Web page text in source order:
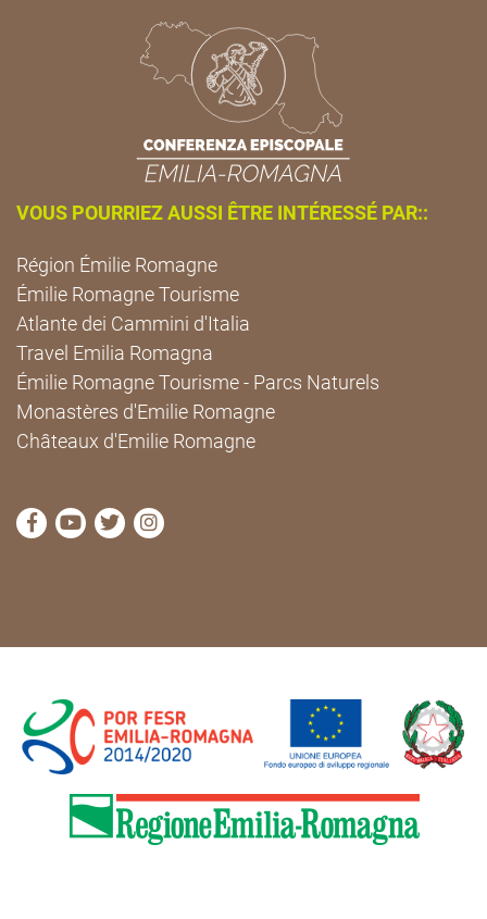
VOUS POURRIEZ AUSSI ÊTRE INTÉRESSÉ PAR::
Région Émilie Romagne
Émilie Romagne Tourisme
Atlante dei Cammini d'Italia
Travel Emilia Romagna
Émilie Romagne Tourisme - Parcs Naturels
Monastères d'Emilie Romagne
Châteaux d'Emilie Romagne
Visitez la page Facebook de Cammini Emilia-
Visitez la page YouTube de Cammini Emilia-
Visitez la page Twitter de Cammini Emilia-
Visitez la page Instagram de Cammini